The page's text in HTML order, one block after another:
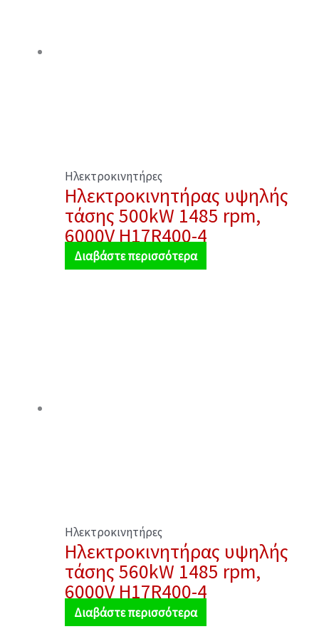
Ηλεκτροκινητήρες
Ηλεκτροκινητήρας υψηλής
τάσης 500kW 1485 rpm,
6000V H17R400-4
Διαβάστε περισσότερα
Ηλεκτροκινητήρες
Ηλεκτροκινητήρας υψηλής
τάσης 560kW 1485 rpm,
6000V H17R400-4
Διαβάστε περισσότερα